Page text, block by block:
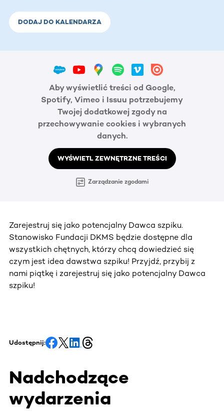
DODAJ DO KALENDARZA
Aby wyświetlić treści od Google,
Spotify, Vimeo i Issuu potrzebujemy
Twojej dodatkowej zgody na
przechowywanie cookies i wybranych
danych.
WYŚWIETL ZEWNĘTRZNE TREŚCI
Zarządzanie zgodami
Zarejestruj się jako potencjalny Dawca szpiku.
Stanowisko Fundacji DKMS będzie dostępne dla
wszystkich chętnych, którzy chcą dowiedzieć się
czym jest idea dawstwa szpiku! Przyjdź, przybij z
nami piątkę i zarejestruj się jako potencjalny Dawca
szpiku!
Udostępnij:
Nadchodzące
wydarzenia